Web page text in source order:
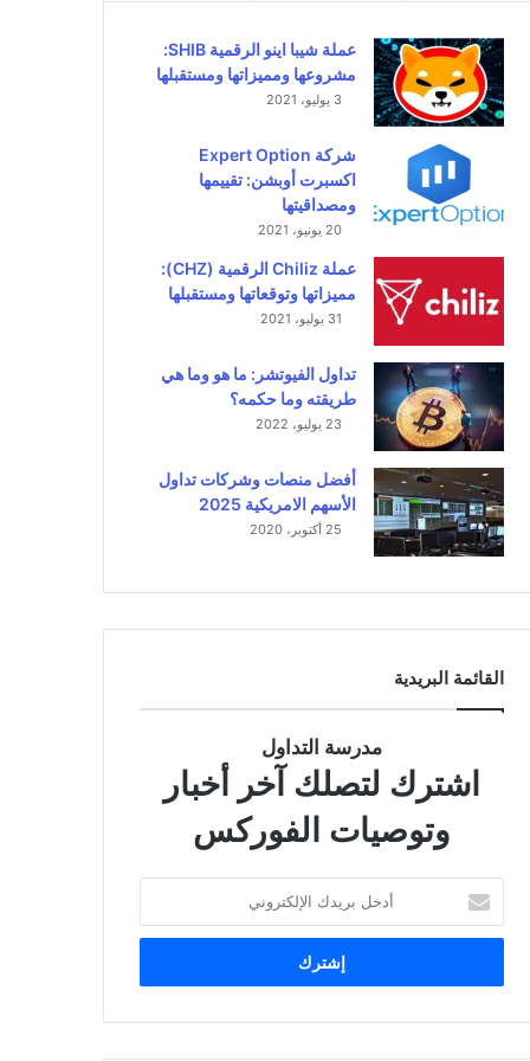
عملة شيبا اينو الرقمية SHIB:
مشروعها ومميزاتها ومستقبلها
3 يوليو، 2021
شركة Expert Option
اكسبرت أوبشن: تقييمها
ومصداقيتها
20 يونيو، 2021
عملة Chiliz الرقمية (CHZ):
مميزاتها وتوقعاتها ومستقبلها
31 يوليو، 2021
تداول الفيوتشر: ما هو وما هي
طريقته وما حكمه؟
23 يوليو، 2022
أفضل منصات وشركات تداول
الأسهم الامريكية 2025
25 أكتوبر، 2020
القائمة البريدية
مدرسة التداول
اشترك لتصلك آخر أخبار
وتوصيات الفوركس
خ
ب